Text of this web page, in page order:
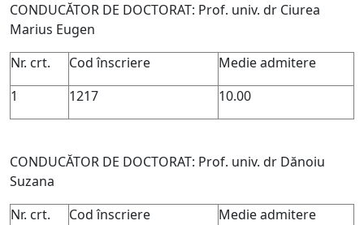
CONDUCĂTOR DE DOCTORAT: Prof. univ. dr Ciurea
Marius Eugen
Nr. crt.
Cod înscriere
Medie admitere
1
1217 10.00
CONDUCĂTOR DE DOCTORAT: Prof. univ. dr Dănoiu
Suzana
Nr. crt.
Cod înscriere
Medie admitere